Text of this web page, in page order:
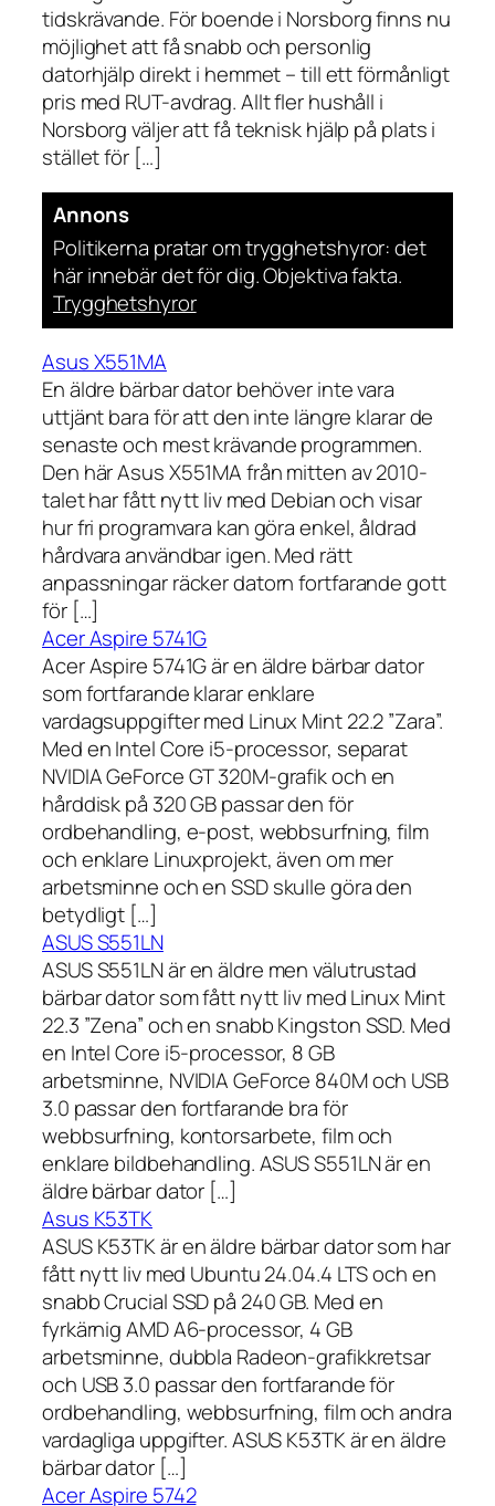
tidskrävande. För boende i Norsborg finns nu
möjlighet att få snabb och personlig
datorhjälp direkt i hemmet – till ett förmånligt
pris med RUT-avdrag. Allt fler hushåll i
Norsborg väljer att få teknisk hjälp på plats i
stället för […]
Annons
Politikerna pratar om trygghetshyror: det
här innebär det för dig. Objektiva fakta.
Trygghetshyror
Asus X551MA
En äldre bärbar dator behöver inte vara
uttjänt bara för att den inte längre klarar de
senaste och mest krävande programmen.
Den här Asus X551MA från mitten av 2010-
talet har fått nytt liv med Debian och visar
hur fri programvara kan göra enkel, åldrad
hårdvara användbar igen. Med rätt
anpassningar räcker datorn fortfarande gott
för […]
Acer Aspire 5741G
Acer Aspire 5741G är en äldre bärbar dator
som fortfarande klarar enklare
vardagsuppgifter med Linux Mint 22.2 ”Zara”.
Med en Intel Core i5-processor, separat
NVIDIA GeForce GT 320M-grafik och en
hårddisk på 320 GB passar den för
ordbehandling, e-post, webbsurfning, film
och enklare Linuxprojekt, även om mer
arbetsminne och en SSD skulle göra den
betydligt […]
ASUS S551LN
ASUS S551LN är en äldre men välutrustad
bärbar dator som fått nytt liv med Linux Mint
22.3 ”Zena” och en snabb Kingston SSD. Med
en Intel Core i5-processor, 8 GB
arbetsminne, NVIDIA GeForce 840M och USB
3.0 passar den fortfarande bra för
webbsurfning, kontorsarbete, film och
enklare bildbehandling. ASUS S551LN är en
äldre bärbar dator […]
Asus K53TK
ASUS K53TK är en äldre bärbar dator som har
fått nytt liv med Ubuntu 24.04.4 LTS och en
snabb Crucial SSD på 240 GB. Med en
fyrkärnig AMD A6-processor, 4 GB
arbetsminne, dubbla Radeon-grafikkretsar
och USB 3.0 passar den fortfarande för
ordbehandling, webbsurfning, film och andra
vardagliga uppgifter. ASUS K53TK är en äldre
bärbar dator […]
Acer Aspire 5742